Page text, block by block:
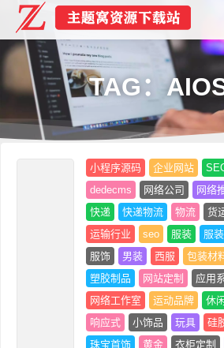
TAG：
小程序源码 企业网站
dedecms
网络公司 网络
快递
快递物流 物流 货
运输行业
seo 服装 服
服饰
男装 西服 包装材
塑胶制品
网站定制 应用
网络工作室
运动品牌 休
响应式
小饰品 玩具 硅
珠宝首饰
黄金 衣柜定制